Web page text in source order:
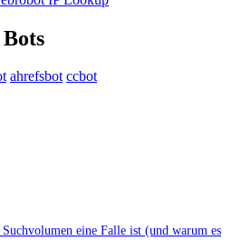
ahrefsbot ccbot
eine Falle ist (und warum es